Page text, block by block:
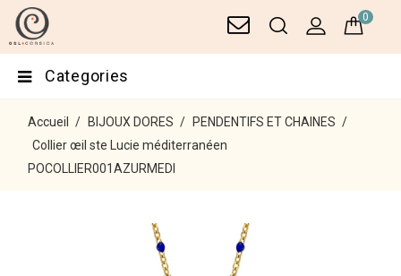
0
Categories
Accueil BIJOUX DORES
PENDENTIFS ET CHAINES
Collier œil ste Lucie méditerranéen
POCOLLIER001AZURMEDI